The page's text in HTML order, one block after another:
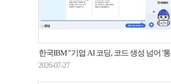
한국IBM "기업 AI 코딩, 코드 생성 넘어 '통제 가능한 SDLC'로"
2026-07-27